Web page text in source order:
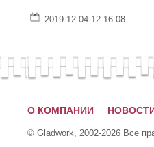
2019-12-04 12:16:08
О КОМПАНИИ
© Gladwork, 2002-2026 Все